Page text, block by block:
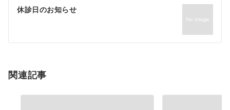
ゲ
シ
ン
休診日のお知らせ
関連記事